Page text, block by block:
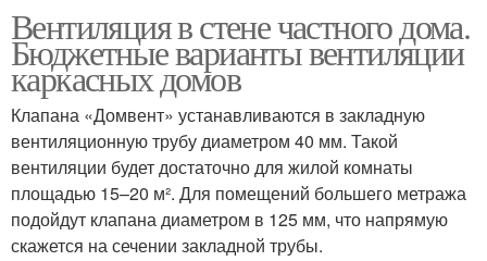
Вентиляция в стене частного дома.
Бюджетные варианты вентиляции
каркасных домов
Клапана «Домвент» устанавливаются в закладную
вентиляционную трубу диаметром 40 мм. Такой
вентиляции будет достаточно для жилой комнаты
площадью 15–20 м². Для помещений большего метража
подойдут клапана диаметром в 125 мм, что напрямую
скажется на сечении закладной трубы.